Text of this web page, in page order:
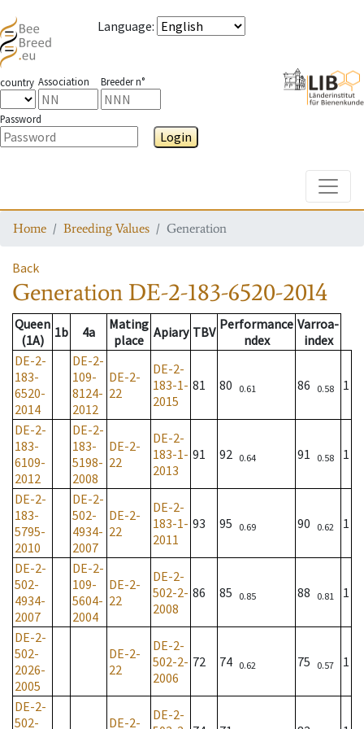
Language:
country Association Breeder n°
Password
Login
Home Breeding Values Generation
Back
Generation DE-2-183-6520-2014
Queen
(1A)
1b 4a
Mating
place Apiary TBV Performance
ndex
Varroa-
index
DE-2-
183-
6520-
2014
DE-2-
109-
8124-
2012
DE-2-
22
DE-2-
183-1-
2015
81 80 0.61 86 0.58 1
DE-2-
183-
6109-
2012
DE-2-
183-
5198-
2008
DE-2-
22
DE-2-
183-1-
2013
91 92 0.64 91 0.58 1
DE-2-
183-
5795-
2010
DE-2-
502-
4934-
2007
DE-2-
22
DE-2-
183-1-
2011
93 95 0.69 90 0.62 1
DE-2-
502-
4934-
2007
DE-2-
109-
5604-
2004
DE-2-
22
DE-2-
502-2-
2008
86 85 0.85 88 0.81 1
DE-2-
502-
2026-
2005
DE-2-
22
DE-2-
502-2-
2006
72 74 0.62 75 0.57 1
DE-2-
502-
DE-2-
DE-2-